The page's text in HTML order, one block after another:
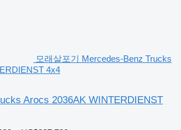
모래살포기 Mercedes-Benz Trucks
4x4
Arocs 2036AK WINTERDIENST